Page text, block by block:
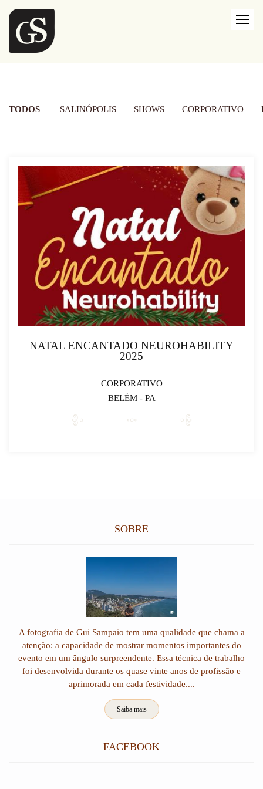
TODOS SALINÓPOLIS SHOWS CORPORATIVO
NATAL ENCANTADO NEUROHABILITY
2025
CORPORATIVO
BELÉM - PA
SOBRE
A fotografia de Gui Sampaio tem uma qualidade que chama a
atenção: a capacidade de mostrar momentos importantes do
evento em um ângulo surpreendente. Essa técnica de trabalho
foi desenvolvida durante os quase vinte anos de profissão e
aprimorada em cada festividade....
Saiba mais
FACEBOOK